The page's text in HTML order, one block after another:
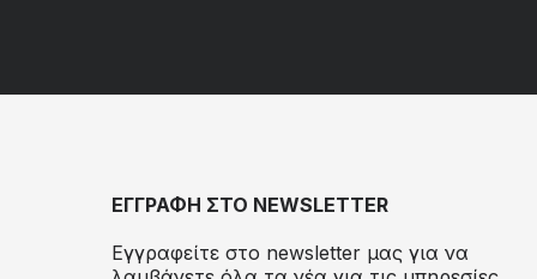
ΕΓΓΡΑΦΗ ΣΤΟ NEWSLETTER
Εγγραφείτε στο newsletter μας για να